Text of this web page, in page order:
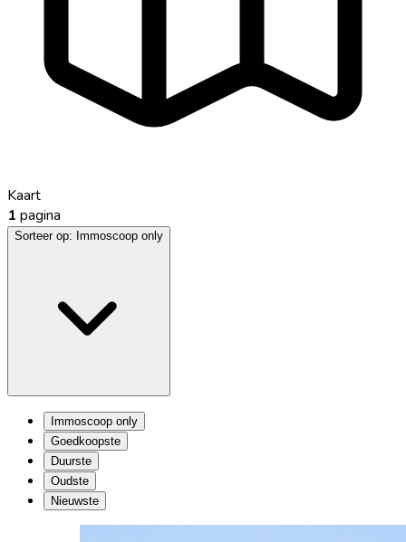
Kaart
1 pagina
Sorteer op: Immoscoop only
Immoscoop only
Goedkoopste
Duurste
Oudste
Nieuwste